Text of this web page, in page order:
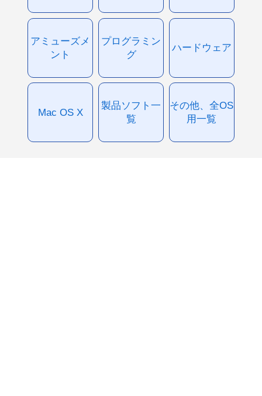
アミューズメ
ント
プログラミン
グ
ハードウェア
Mac OS X
製品ソフト一
覧
その他、全OS
用一覧